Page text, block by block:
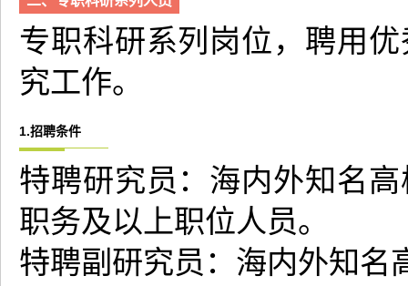
专职科研系列岗位，聘用
究工作。
1.招聘条件
特聘研究员：海内外知名
职务及以上职位人员。
特聘副研究员：海内外知名